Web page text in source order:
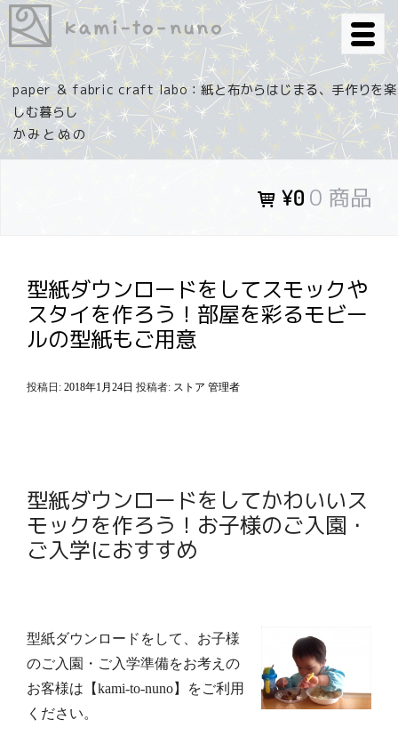
コ
ン
テ
ン
ツ
へ
ス
paper ＆ fabric craft labo：紙と布からはじまる、手作りを楽
しむ暮らし
¥0 0 商品
型紙ダウンロードをしてスモックや
スタイを作ろう！部屋を彩るモビー
ルの型紙もご用意
投稿日: 2018年1月24日 投稿者: ストア 管理者
型紙ダウンロードをしてかわいいス
モックを作ろう！お子様のご入園・
ご入学におすすめ
型紙ダウンロード をして、お子様
のご入園・ご入学準備をお考えの
お客様は【kami-to-nuno】をご利用
ください。